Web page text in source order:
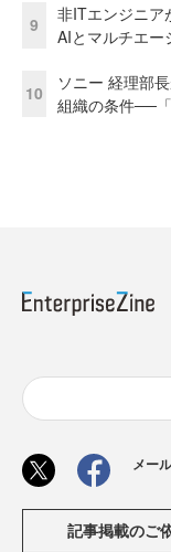
9
非ITエンジニア
AIとマルチエー
10
ソニー 経理部
組織の条件──
メー
記事掲載のご